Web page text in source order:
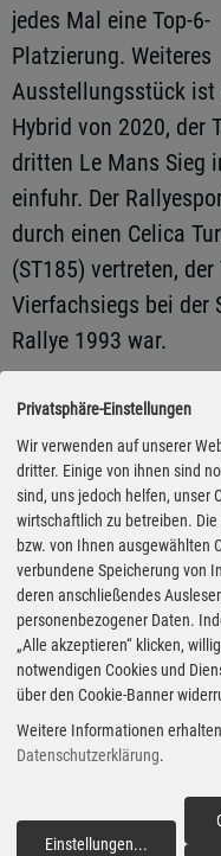
jedes Mal eine Top-6-
Platzierung. Weiteres
Ausstellungsstück ist
Hybrid von 2020, der
dritten Le Mans Sieg
einfuhr. Der
durch einen Celica
(ST185) vertreten, der
Vierfachsiegs bei der
Rallye 1993 war.
Im Rahmen der 24
Le Mans 2026 wird
Racing Prototype –
Hypercar-basierter
– morgen und am
dem Rennen bei
präsentiert. Für den
Veranstaltung wird
Version des Prototyps
Gleichzeitig können
entdecken, wie
Privatsphäre-Einstellungen
Wir verwenden auf unserer
dritter. Einige von ihnen sind
sind, uns jedoch helfen, unser
wirtschaftlich zu betreiben.
bzw. von Ihnen ausgewählten
verbundene Speicherung von
deren anschließendes
personenbezogener Daten.
„Alle akzeptieren“ klicken,
notwendigen Cookies und
über den Cookie-Banner
Weitere Informationen
Datenschutzerklärung.
Einstellungen...